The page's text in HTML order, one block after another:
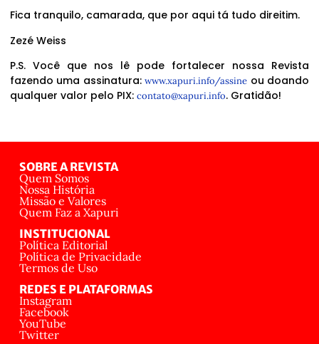
Fica tranquilo, camarada, que por aqui tá tudo direitim.
Zezé Weiss
P.S. Você que nos lê pode fortalecer nossa Revista
fazendo uma assinatura:www.xapuri.info/assine ou doando
qualquer valor pelo PIX: contato@xapuri.info. Gratidão!
SOBRE A REVISTA
Quem Somos
Nossa História
Missão e Valores
Quem Faz a Xapuri
INSTITUCIONAL
Política Editorial
Política de Privacidade
Termos de Uso
REDES E PLATAFORMAS
Instagram
Facebook
YouTube
Twitter